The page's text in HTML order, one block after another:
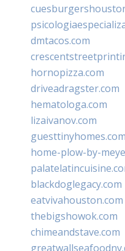
dmtacos.com
hornopizza.com
driveadragster.com
hematologa.com
lizaivanov.com
guesttinyhomes.com
home-plow-by-
blackdoglegacy.com
eatvivahouston.com
thebigshowok.com
chimeandstave.com